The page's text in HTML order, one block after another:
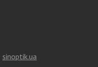
sinoptik.ua